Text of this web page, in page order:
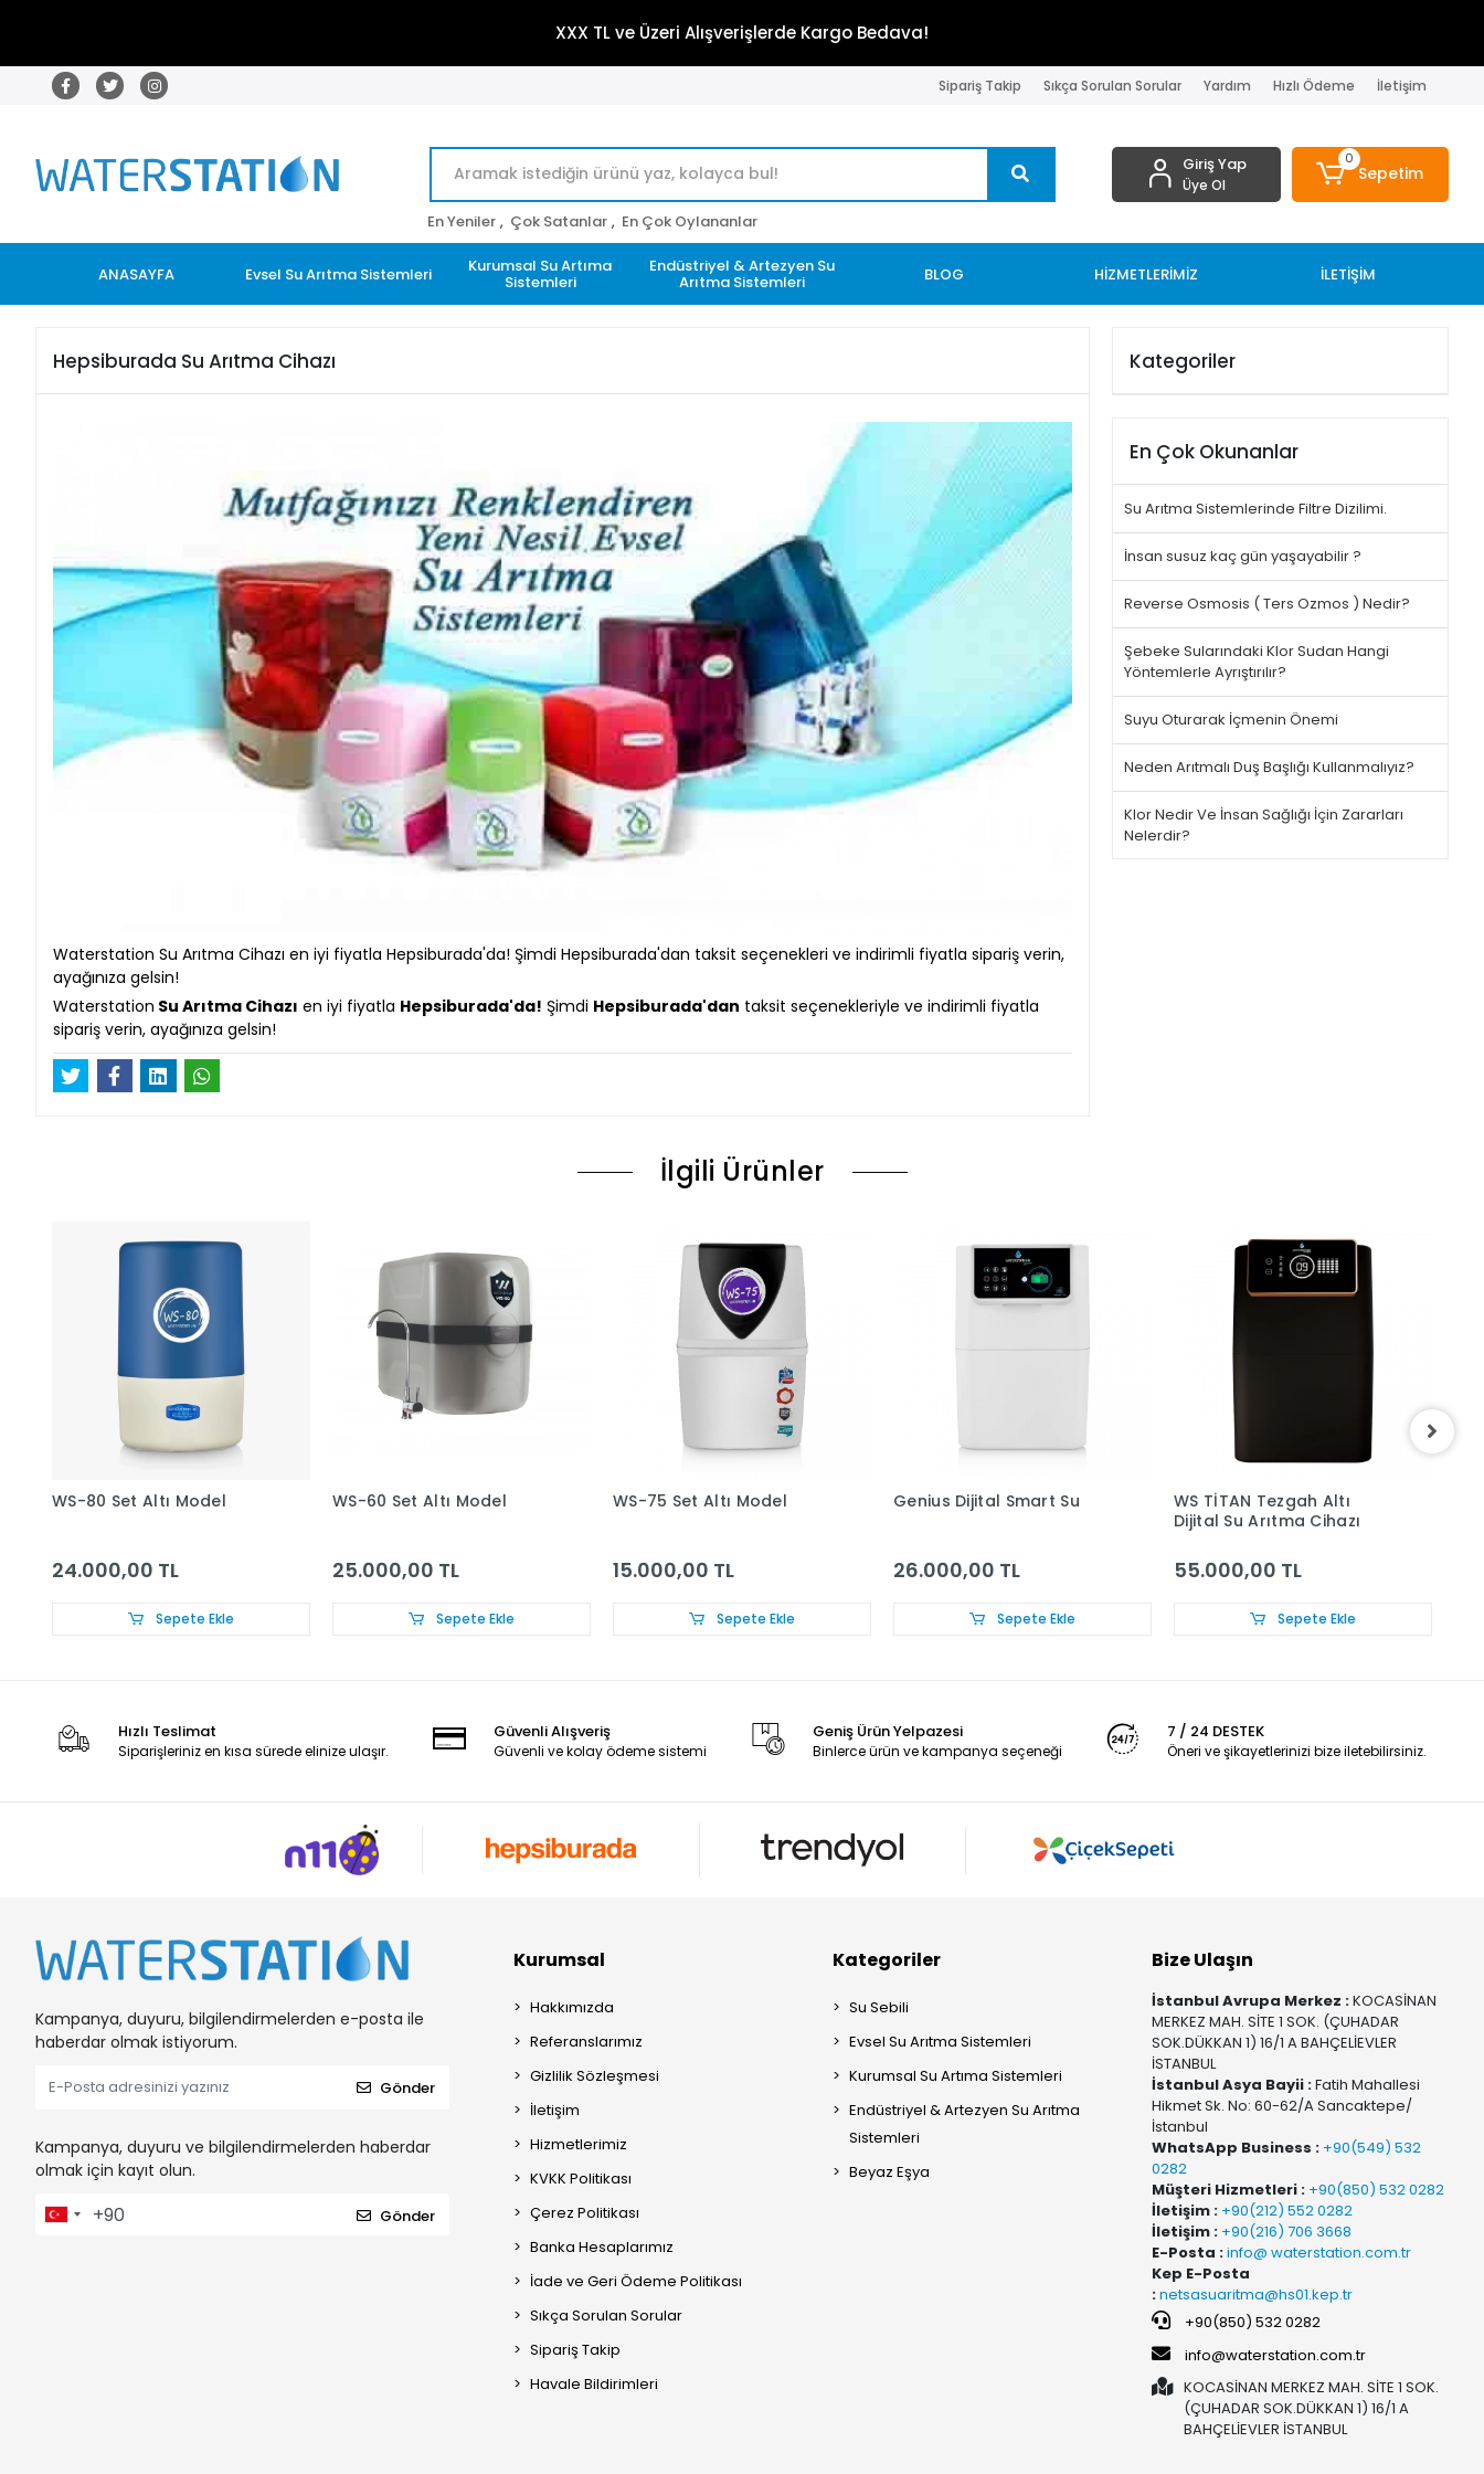
XXX TL ve Üzeri Alışverişlerde Kargo Bedava!
Sipariş Takip Sıkça Sorulan Sorular Yardım Hızlı Ödeme İletişim
En Yeniler , Çok Satanlar , En Çok Oylananlar
Giriş Yap
Üye Ol
0
Sepetim
ANASAYFA Evsel Su Arıtma Sistemleri Kurumsal Su Artıma
Sistemleri
Endüstriyel & Artezyen Su
Arıtma Sistemleri BLOG HİZMETLERİMİZ İLETİŞİM
Hepsiburada Su Arıtma Cihazı
Waterstation Su Arıtma Cihazı en iyi fiyatla Hepsiburada'da! Şimdi Hepsiburada'dan taksit seçenekleri ve indirimli fiyatla sipariş verin,
ayağınıza gelsin!
Waterstation Su Arıtma Cihazı en iyi fiyatla Hepsiburada'da! Şimdi Hepsiburada'dan taksit seçenekleriyle ve indirimli fiyatla
sipariş verin, ayağınıza gelsin!
Kategoriler
En Çok Okunanlar
Su Arıtma Sistemlerinde Filtre Dizilimi.
İnsan susuz kaç gün yaşayabilir ?
Reverse Osmosis ( Ters Ozmos ) Nedir?
Şebeke Sularındaki Klor Sudan Hangi
Yöntemlerle Ayrıştırılır?
Suyu Oturarak İçmenin Önemi
Neden Arıtmalı Duş Başlığı Kullanmalıyız?
Klor Nedir Ve İnsan Sağlığı İçin Zararları
Nelerdir?
İlgili Ürünler
WS-80 Set Altı Model
24.000,00 TL
Sepete Ekle
WS-60 Set Altı Model
25.000,00 TL
Sepete Ekle
WS-75 Set Altı Model
15.000,00 TL
Sepete Ekle
Genius Dijital Smart Su
26.000,00 TL
Sepete Ekle
WS TİTAN Tezgah Altı
Dijital Su Arıtma Cihazı
55.000,00 TL
Sepete Ekle
Hızlı Teslimat
Siparişleriniz en kısa sürede elinize ulaşır.
Güvenli Alışveriş
Güvenli ve kolay ödeme sistemi
Geniş Ürün Yelpazesi
Binlerce ürün ve kampanya seçeneği
7 / 24 DESTEK
Öneri ve şikayetlerinizi bize iletebilirsiniz.
Kampanya, duyuru, bilgilendirmelerden e-posta ile
haberdar olmak istiyorum.
Gönder
Kampanya, duyuru ve bilgilendirmelerden haberdar
olmak için kayıt olun.
Gönder
Kurumsal
Hakkımızda
Referanslarımız
Gizlilik Sözleşmesi
İletişim
Hizmetlerimiz
KVKK Politikası
Çerez Politikası
Banka Hesaplarımız
İade ve Geri Ödeme Politikası
Sıkça Sorulan Sorular
Sipariş Takip
Havale Bildirimleri
Kategoriler
Su Sebili
Evsel Su Arıtma Sistemleri
Kurumsal Su Artıma Sistemleri
Endüstriyel & Artezyen Su Arıtma
Sistemleri
Beyaz Eşya
Bize Ulaşın
İstanbul Avrupa Merkez :KOCASİNAN
MERKEZ MAH. SİTE 1 SOK. (ÇUHADAR
SOK.DÜKKAN 1) 16/1 A BAHÇELİEVLER
İSTANBUL
İstanbul Asya Bayii :Fatih Mahallesi
Hikmet Sk. No: 60-62/A Sancaktepe/
İstanbul
WhatsApp Business : +90(549) 532
0282
Müşteri Hizmetleri : +90(850) 532 0282
İletişim : +90(212) 552 0282
İletişim : +90(216) 706 3668
E-Posta :info@ waterstation.com.tr
Kep E-Posta
:netsasuaritma@hs01.kep.tr
+90(850) 532 0282
info@waterstation.com.tr
KOCASİNAN MERKEZ MAH. SİTE 1 SOK.
(ÇUHADAR SOK.DÜKKAN 1) 16/1 A
BAHÇELİEVLER İSTANBUL